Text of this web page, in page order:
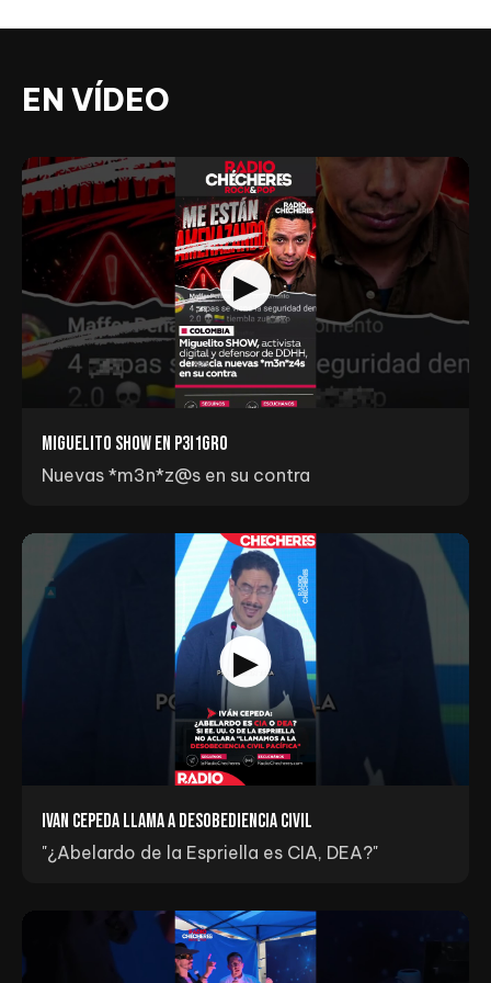
EN VÍDEO
Miguelito Show en p3I1gr0
Nuevas *m3n*z@s en su contra
Ivan Cepeda llama a Desobediencia Civil
"¿Abelardo de la Espriella es CIA, DEA?"